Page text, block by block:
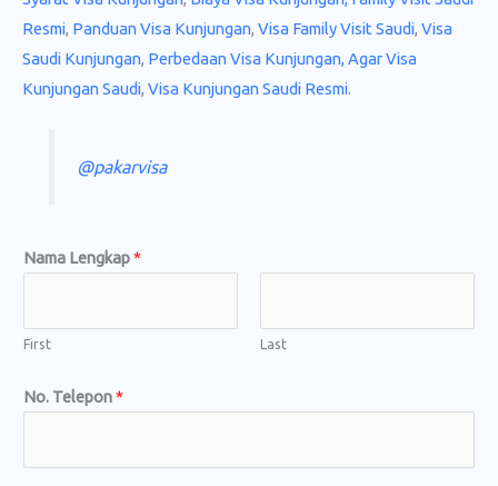
Resmi, Panduan Visa Kunjungan, Visa Family Visit Saudi, Visa
Saudi Kunjungan, Perbedaan Visa Kunjungan, Agar Visa
Kunjungan Saudi, Visa Kunjungan Saudi Resmi.
@pakarvisa
Nama Lengkap*
First Last
t
No. Telepon*